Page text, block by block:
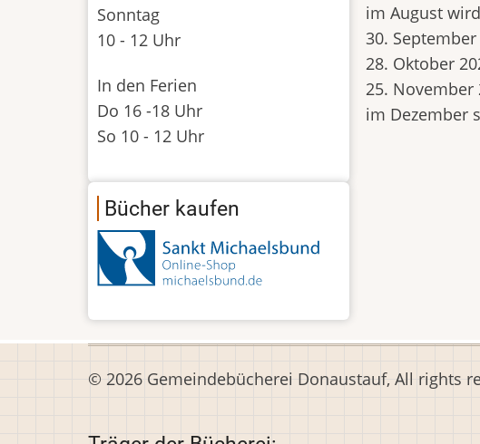
im August
30. September
28. Oktober
25. November
im Dezember
Sonntag
10 - 12 Uhr
In den Ferien
Do 16 -18 Uhr
So 10 - 12 Uhr
Bücher kaufen
© 2026 Gemeindebücherei Donaustauf, All rights